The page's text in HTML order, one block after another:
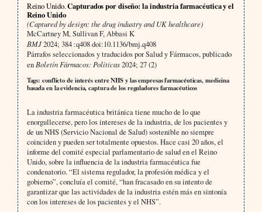
Reino Unido.Capturados por diseño: la industria farmacéutica y el
Reino Unido
(Captured by design: the drug industry and UK healthcare)
McCartney M, Sullivan F, Abbasi K
BMJ2024; 384 :q408 doi:10.1136/bmj.q408
Párrafos seleccionados y traducidos por Salud y Fármacos, publicado
en Boletín Fármacos: Políticas2024; 27 (2)
Tags: conflicto de interés entre NHS y las empresas farmacéuticas, medicina
basada en la evidencia, captura de los reguladores farmacéuticos
La industria farmacéutica británica tiene mucho de lo que
enorgullecerse, pero los intereses de la industria, de los pacientes y
de un NHS (Servicio Nacional de Salud) sostenible no siempre
coinciden y pueden ser totalmente opuestos. Hace casi 20 años, el
informe del comité especial parlamentario de salud en el Reino
Unido, sobre la influencia de la industria farmacéutica fue
condenatorio. “El sistema regulador, la profesión médica y el
gobierno”, concluía el comité, “han fracasado en su intento de
garantizar que las actividades de la industria estén más en sintonía
con los intereses de los pacientes y el NHS”.